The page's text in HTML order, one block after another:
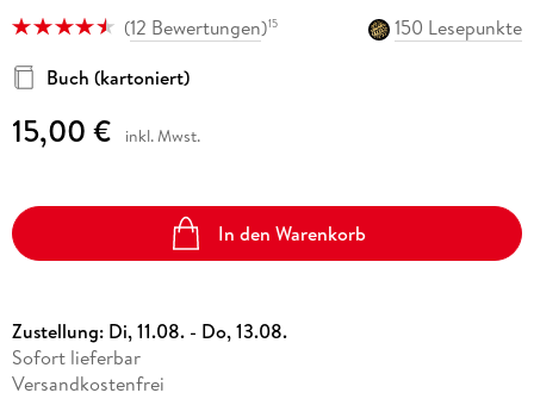
(12 Bewertungen)15
150 Lesepunkte
Buch (kartoniert)
15,00 € inkl. Mwst.
In den Warenkorb
Zustellung: Di, 11.08. - Do, 13.08.
Sofort lieferbar
Versandkostenfrei